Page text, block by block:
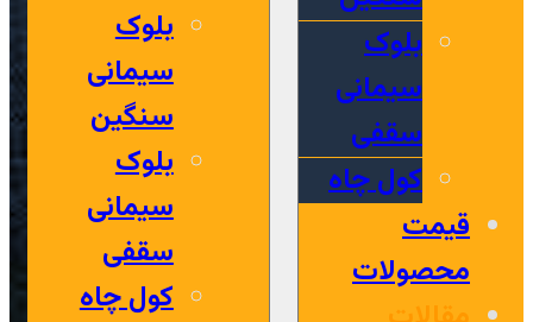
بلوک
سیمانی
سقفی
کول چاه
قیمت
محصولات
بلوک
سیمانی
سنگین
بلوک
سیمانی
سقفی
کول چاه